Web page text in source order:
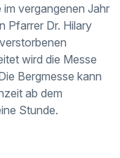
im vergangenen Jahr
Pfarrer Dr. Hilary
wird die Messe
Bergmesse kann
ab dem
Stunde.